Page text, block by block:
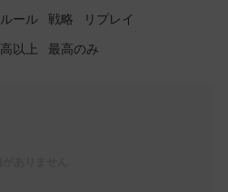
ルール 戦略 リプレイ
高以上 最高のみ